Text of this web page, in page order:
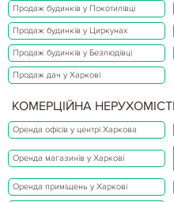
Продаж будинків у Покотилівці
Продаж будинків у Циркунах
Продаж будинків у Безлюдівці
Продаж дач у Харкові
КОМЕРЦІЙНА
Оренда офісів у центрі Харкова
Оренда магазинів у Харкові
Оренда приміщень у Харкові